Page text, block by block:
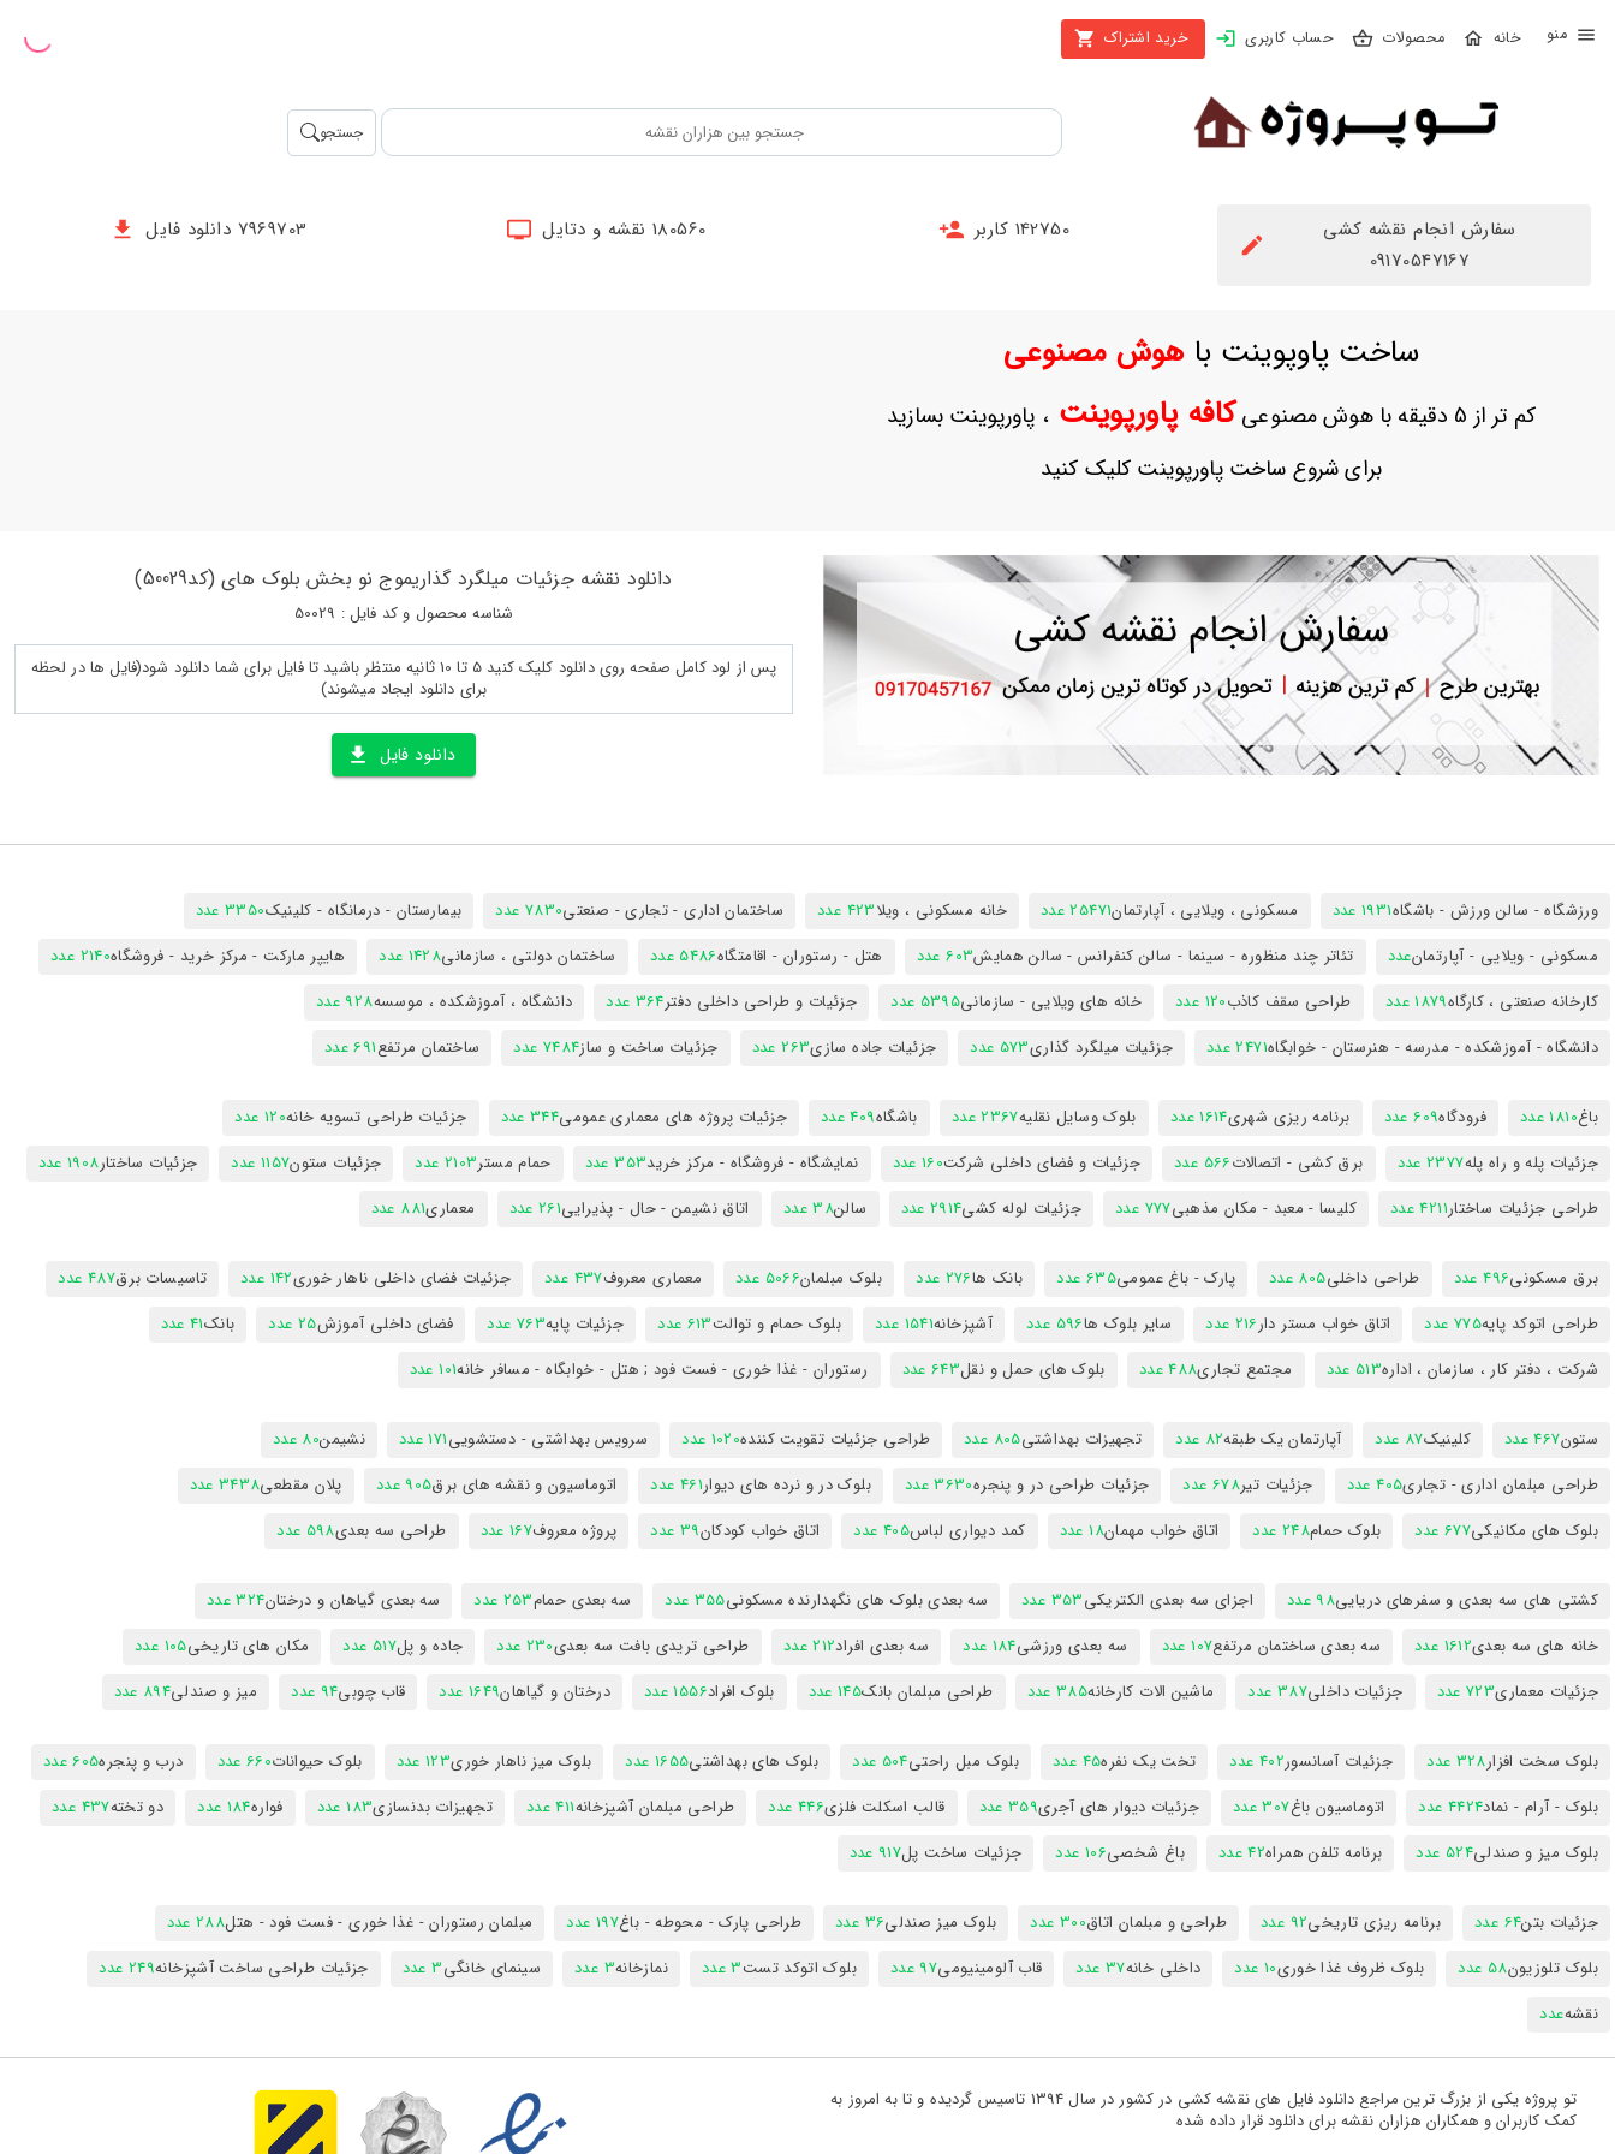
محصولات حساب کاربری خرید اشتراک
بستن
محصولات
نام
بازیابی
رمز
جستجو
سفارش انجام نقشه کشی
09170547167
142750 کاربر 180560 نقشه و دتایل 7969703 دانلود فایل
ساخت پاوپوینت باهوش مصنوعی
کم تر از 5 دقیقه با هوش مصنوعی کافه پاورپوینت، پاورپوینت بسازید
برای شروع ساخت پاورپوینت کلیک کنید
دانلود نقشه جزئیات میلگرد گذاریموج نو بخش بلوک های (کد50029)
شناسه محصول و کد فایل : 50029
پس از لود کامل صفحه روی دانلود کلیک کنید 5 تا 10 ثانیه منتظر باشید تا فایل برای شما دانلود شود(فایل ها در لحظه
برای دانلود ایجاد میشوند)
دانلود فایل
ورزشگاه - سالن ورزش - باشگاه1931 عدد مسکونی ، ویلایی ، آپارتمان25471 عدد خانه مسکونی ، ویلا423 عدد ساختمان اداری - تجاری - صنعتی7830 عدد بیمارستان - درمانگاه - کلینیک3350 عدد
مسکونی - ویلایی - آپارتمانعدد تئاتر چند منظوره - سینما - سالن کنفرانس - سالن همایش603 عدد هتل - رستوران - اقامتگاه5486 عدد ساختمان دولتی ، سازمانی1428 عدد هایپر مارکت - مرکز خرید - فروشگاه2140 عدد
کارخانه صنعتی ، کارگاه1879 عدد طراحی سقف کاذب120 عدد خانه های ویلایی - سازمانی5395 عدد جزئیات و طراحی داخلی دفتر364 عدد دانشگاه ، آموزشکده ، موسسه928 عدد
دانشگاه - آموزشکده - مدرسه - هنرستان - خوابگاه2471 عدد جزئیات میلگرد گذاری573 عدد جزئیات جاده سازی263 عدد جزئیات ساخت و ساز7484 عدد ساختمان مرتفع691 عدد
باغ1810 عدد فرودگاه609 عدد برنامه ریزی شهری1614 عدد بلوک وسایل نقلیه2367 عدد باشگاه409 عدد جزئیات پروژه های معماری عمومی344 عدد جزئیات طراحی تسویه خانه120 عدد
جزئیات پله و راه پله2377 عدد برق کشی - اتصالات566 عدد جزئیات و فضای داخلی شرکت160 عدد نمایشگاه - فروشگاه - مرکز خرید353 عدد حمام مستر2103 عدد جزئیات ستون1157 عدد جزئیات ساختار1908 عدد
طراحی جزئیات ساختار4211 عدد کلیسا - معبد - مکان مذهبی777 عدد جزئیات لوله کشی2914 عدد سالن38 عدد اتاق نشیمن - حال - پذیرایی261 عدد معماری881 عدد
برق مسکونی496 عدد طراحی داخلی805 عدد پارک - باغ عمومی635 عدد بانک ها276 عدد بلوک مبلمان5066 عدد معماری معروف437 عدد جزئیات فضای داخلی ناهار خوری142 عدد تاسیسات برق487 عدد
طراحی اتوکد پایه775 عدد اتاق خواب مستر دار216 عدد سایر بلوک ها596 عدد آشپزخانه1541 عدد بلوک حمام و توالت613 عدد جزئیات پایه763 عدد فضای داخلی آموزش25 عدد بانک41 عدد
شرکت ، دفتر کار ، سازمان ، اداره513 عدد مجتمع تجاری488 عدد بلوک های حمل و نقل643 عدد رستوران - غذا خوری - فست فود ; هتل - خوابگاه - مسافر خانه101 عدد
ستون467 عدد کلینیک87 عدد آپارتمان یک طبقه82 عدد تجهیزات بهداشتی805 عدد طراحی جزئیات تقویت کننده1020 عدد سرویس بهداشتی - دستشویی171 عدد نشیمن80 عدد
طراحی مبلمان اداری - تجاری405 عدد جزئیات تیر678 عدد جزئیات طراحی در و پنجره3630 عدد بلوک در و نرده های دیوار461 عدد اتوماسیون و نقشه های برق905 عدد پلان مقطعی3438 عدد
بلوک های مکانیکی677 عدد بلوک حمام248 عدد اتاق خواب مهمان18 عدد کمد دیواری لباس405 عدد اتاق خواب کودکان39 عدد پروژه معروف167 عدد طراحی سه بعدی598 عدد
کشتی های سه بعدی و سفرهای دریایی98 عدد اجزای سه بعدی الکتریکی353 عدد سه بعدی بلوک های نگهدارنده مسکونی355 عدد سه بعدی حمام253 عدد سه بعدی گیاهان و درختان324 عدد
خانه های سه بعدی1612 عدد سه بعدی ساختمان مرتفع107 عدد سه بعدی ورزشی184 عدد سه بعدی افراد212 عدد طراحی تریدی بافت سه بعدی230 عدد جاده و پل517 عدد مکان های تاریخی105 عدد
جزئیات معماری723 عدد جزئیات داخلی387 عدد ماشین الات کارخانه385 عدد طراحی مبلمان بانک145 عدد بلوک افراد1556 عدد درختان و گیاهان1649 عدد قاب چوبی94 عدد میز و صندلی894 عدد
بلوک سخت افزار328 عدد جزئیات آسانسور402 عدد تخت یک نفره45 عدد بلوک مبل راحتی504 عدد بلوک های بهداشتی1655 عدد بلوک میز ناهار خوری123 عدد بلوک حیوانات660 عدد درب و پنجره605 عدد
بلوک - آرام - نماد4424 عدد اتوماسیون باغ307 عدد جزئیات دیوار های آجری359 عدد قالب اسکلت فلزی446 عدد طراحی مبلمان آشپزخانه411 عدد تجهیزات بدنسازی183 عدد فواره184 عدد دو تخته437 عدد
بلوک میز و صندلی524 عدد برنامه تلفن همراه42 عدد باغ شخصی106 عدد جزئیات ساخت پل917 عدد
جزئیات بتن64 عدد برنامه ریزی تاریخی92 عدد طراحی و مبلمان اتاق300 عدد بلوک میز صندلی36 عدد طراحی پارک - محوطه - باغ197 عدد مبلمان رستوران - غذا خوری - فست فود - هتل288 عدد
بلوک تلوزیون58 عدد بلوک ظروف غذا خوری10 عدد داخلی خانه37 عدد قاب آلومینیومی97 عدد بلوک اتوکد تست3 عدد نمازخانه3 عدد سینمای خانگی3 عدد جزئیات طراحی ساخت آشپزخانه249 عدد
نقشهعدد
تو پروژه یکی از بزرگ ترین مراجع دانلود فایل های نقشه کشی در کشور در سال 1394 تاسیس گردیده و تا به امروز به
کمک کاربران و همکاران هزاران نقشه برای دانلود قرار داده شده